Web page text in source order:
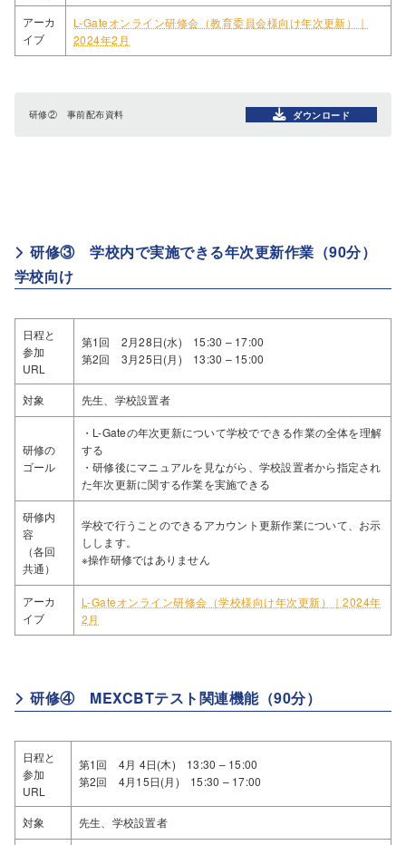
アーカ
イブ
L-Gateオンライン研修会（教育委員会様向け年次更新）｜
2024年2月
研修② 事前配布資料 ダウンロード
研修③ 学校内で実施できる年次更新作業（90分）
学校向け
日程と
参加
URL
第1回 2月28日(水) 15:30 – 17:00
第2回 3月25日(月) 13:30 – 15:00
対象 先生、学校設置者
研修の
ゴール
・L-Gateの年次更新について学校でできる作業の全体を理解
する
・研修後にマニュアルを見ながら、学校設置者から指定され
た年次更新に関する作業を実施できる
研修内
容
（各回
共通）
学校で行うことのできるアカウント更新作業について、お示
しします。
※操作研修ではありません
アーカ
イブ
L-Gateオンライン研修会（学校様向け年次更新）｜2024年
2月
研修④ MEXCBTテスト関連機能（90分）
日程と
参加
URL
第1回 4月 4日(木) 13:30 – 15:00
第2回 4月15日(月) 15:30 – 17:00
対象 先生、学校設置者